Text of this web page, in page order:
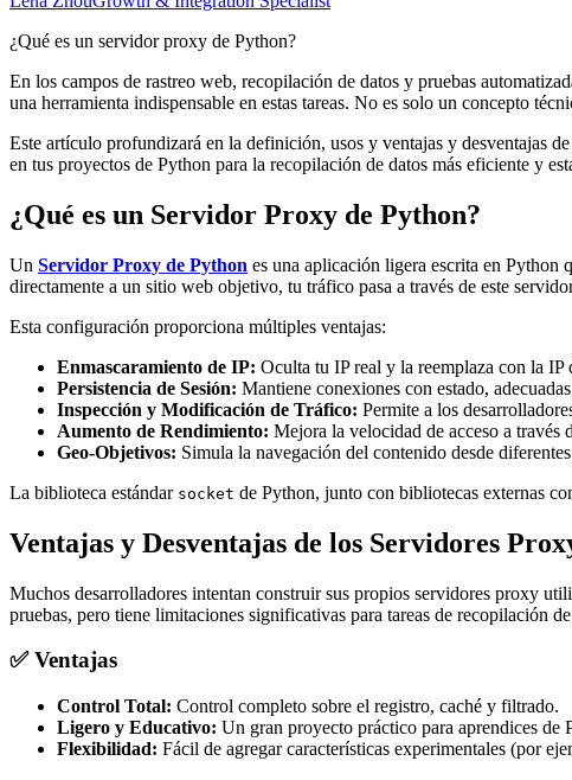
¿Qué es un servidor proxy de Python?
En los campos de rastreo web, recopilación de datos y pruebas
una herramienta indispensable en estas tareas. No es solo un concepto
Este artículo profundizará en la definición, usos y ventajas y desventajas
en tus proyectos de Python para la recopilación de datos más eficiente y
¿Qué es un Servidor Proxy de Python?
Un Servidor Proxy de Python es una aplicación ligera escrita en Python
directamente a un sitio web objetivo, tu tráfico pasa a través de este
Esta configuración proporciona múltiples ventajas:
Enmascaramiento de IP: Oculta tu IP real y la reemplaza con la IP
Persistencia de Sesión: Mantiene conexiones con estado,
Inspección y Modificación de Tráfico: Permite a los
Aumento de Rendimiento: Mejora la velocidad de acceso a través
Geo-Objetivos: Simula la navegación del contenido desde
La biblioteca estándar socket de Python, junto con bibliotecas externas
Ventajas y Desventajas de los Servidores
Muchos desarrolladores intentan construir sus propios servidores proxy
pruebas, pero tiene limitaciones significativas para tareas de recopilación
✅ Ventajas
Control Total: Control completo sobre el registro, caché y filtrado.
Ligero y Educativo: Un gran proyecto práctico para aprendices de
Flexibilidad: Fácil de agregar características experimentales (por